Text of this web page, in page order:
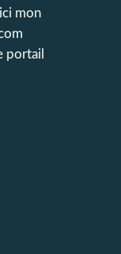
mon
portail